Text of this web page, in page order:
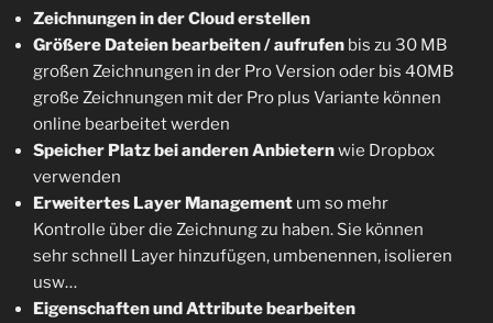
Zeichnungen in der Cloud erstellen
Größere Dateien bearbeiten / aufrufen bis zu 30 MB
großen Zeichnungen in der Pro Version oder bis 40MB
große Zeichnungen mit der Pro plus Variante können
online bearbeitet werden
Speicher Platz bei anderen Anbieternwie Dropbox
verwenden
Erweitertes Layer Management um so mehr
Kontrolle über die Zeichnung zu haben. Sie können
sehr schnell Layer hinzufügen, umbenennen, isolieren
usw…
Eigenschaften und Attribute bearbeiten